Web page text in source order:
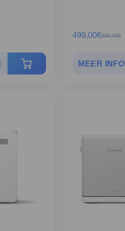
499,00€599,00€
MEER